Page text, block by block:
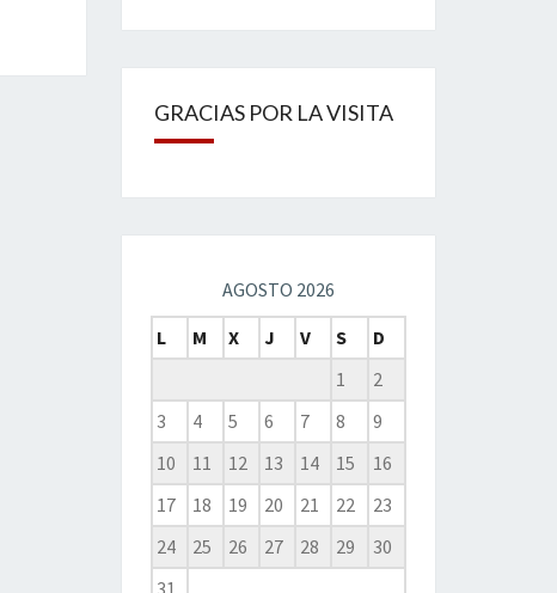
GRACIAS POR LA VISITA
AGOSTO 2026
L
M X J V S
D
1
2
3
4 5 6 7 8
9
10
11 12 13 14 15
16
17
18 19 20 21 22
23
24
25 26 27 28 29
30
31